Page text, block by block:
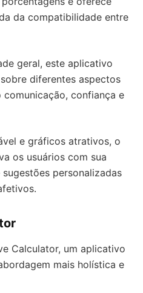
da compatibilidade entre
geral, este aplicativo
diferentes aspectos
confiança e
e gráficos atrativos, o
os usuários com sua
personalizadas
Calculator, um aplicativo
mais holística e